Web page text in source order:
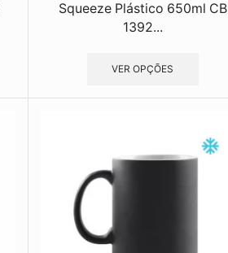
Squeeze Plástico 650ml CB
1392...
VER OPÇÕES